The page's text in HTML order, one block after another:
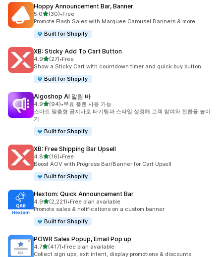
Hoppy Announcement Bar, Banner
5.0별 5개 중
(30)
총 리뷰 30개
•Free
Promote Flash Sales with Marquee Carousel Banners & more
Built for Shopify
XB: Sticky Add To Cart Button
4.9별 5개 중
(27)
총 리뷰 27개
•Free
Show a Sticky Cart with countdown timer and quick buy button
Built for Shopify
Algoshop AI 알림 바
4.9별 5개 중
(94)
총 리뷰 94개
•무료 플랜 사용 가능
스마트 맞춤형 공지바로 타기팅과 스타일 설정해 고객 참여와 전환율 높이
기
Built for Shopify
XB: Free Shipping Bar Upsell
4.8별 5개 중
(16)
총 리뷰 16개
•Free
Boost AOV with Progress Bar/Banner for Cart Upsell
Built for Shopify
Hextom: Quick Announcement Bar
4.9별 5개 중
(2,221)
총 리뷰 2221개
•Free plan available
Promote sales & notifications on a custom banner
Built for Shopify
POWR Sales Popup, Email Pop up
4.7별 5개 중
(417)
총 리뷰 417개
•Free plan available
Collect sign ups, exit intent, display promotions & discounts